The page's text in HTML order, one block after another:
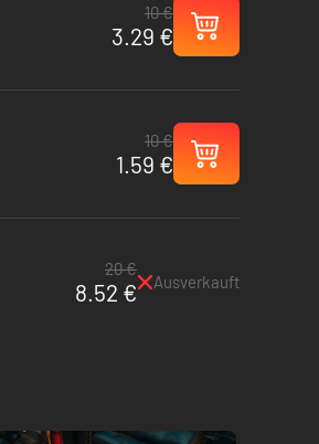
10 €
3.29 €
10 €
1.59 €
20 €
8.52 € Ausverkauft